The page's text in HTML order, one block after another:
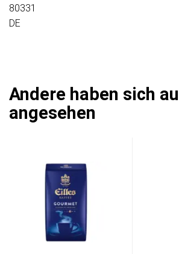
80331
DE
Andere haben sich
angesehen